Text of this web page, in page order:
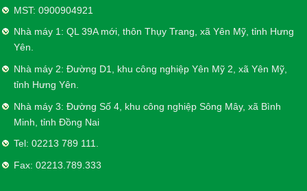
MST: 0900904921
Nhà máy 1: QL 39A mới, thôn Thụy Trang, xã Yên Mỹ, tỉnh Hưng
Yên.
Nhà máy 2: Đường D1, khu công nghiệp Yên Mỹ 2, xã Yên Mỹ,
tỉnh Hưng Yên.
Nhà máy 3: Đường Số 4, khu công nghiệp Sông Mây, xã Bình
Minh, tỉnh Đồng Nai
Tel: 02213 789 111.
Fax: 02213.789.333